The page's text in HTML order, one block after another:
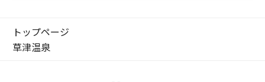
トップページ
草津温泉